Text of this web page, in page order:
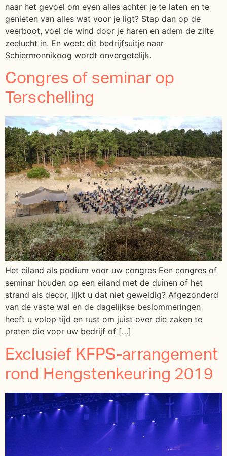
naar het gevoel om even alles achter je te laten en te
genieten van alles wat voor je ligt? Stap dan op de
veerboot, voel de wind door je haren en adem de zilte
zeelucht in. En weet: dit bedrijfsuitje naar
Schiermonnikoog wordt onvergetelijk.
Congres of seminar op
Terschelling
Het eiland als podium voor uw congres Een congres of
seminar houden op een eiland met de duinen of het
strand als decor, lijkt u dat niet geweldig? Afgezonderd
van de vaste wal en de dagelijkse beslommeringen
heeft u volop tijd en rust om juist over die zaken te
praten die voor uw bedrijf of […]
Exclusief KFPS-arrangement
rond Hengstenkeuring 2019